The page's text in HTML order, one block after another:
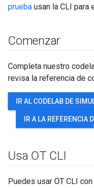
prueba usan la CLI para
Comenzar
Completa nuestro
revisa la referencia de
IR AL CODELAB DE
IR A LA REFERENCIA
Usa OT CLI
Puedes usar OT CLI